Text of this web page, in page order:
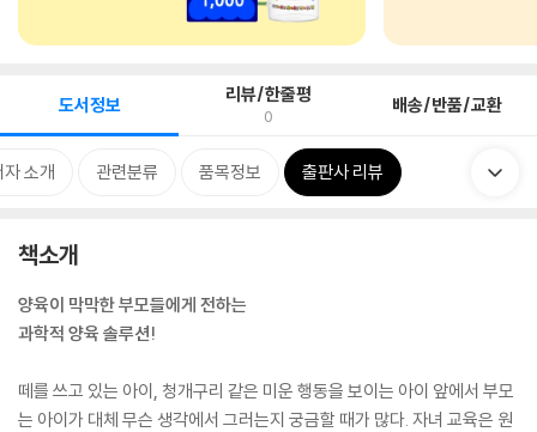
도서정보 리뷰/한줄평
0 배송/반품/교환
자 소개 관련분류 품목정보 출판사 리뷰
책소개
양육이 막막한 부모들에게 전하는
과학적 양육 솔루션!
떼를 쓰고 있는 아이, 청개구리 같은 미운 행동을 보이는 아이 앞에서 부모
는 아이가 대체 무슨 생각에서 그러는지 궁금할 때가 많다. 자녀 교육은 원